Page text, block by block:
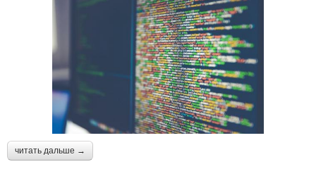
читать дальше →